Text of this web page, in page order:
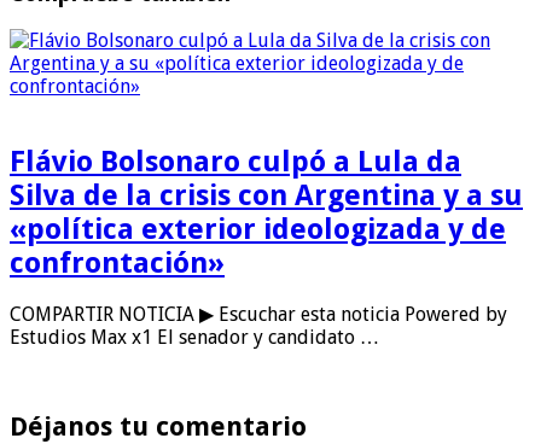
Flávio Bolsonaro culpó a Lula da
Silva de la crisis con Argentina y a su
«política exterior ideologizada y de
confrontación»
COMPARTIR NOTICIA ▶ Escuchar esta noticia Powered by
Estudios Max x1 El senador y candidato …
Déjanos tu comentario